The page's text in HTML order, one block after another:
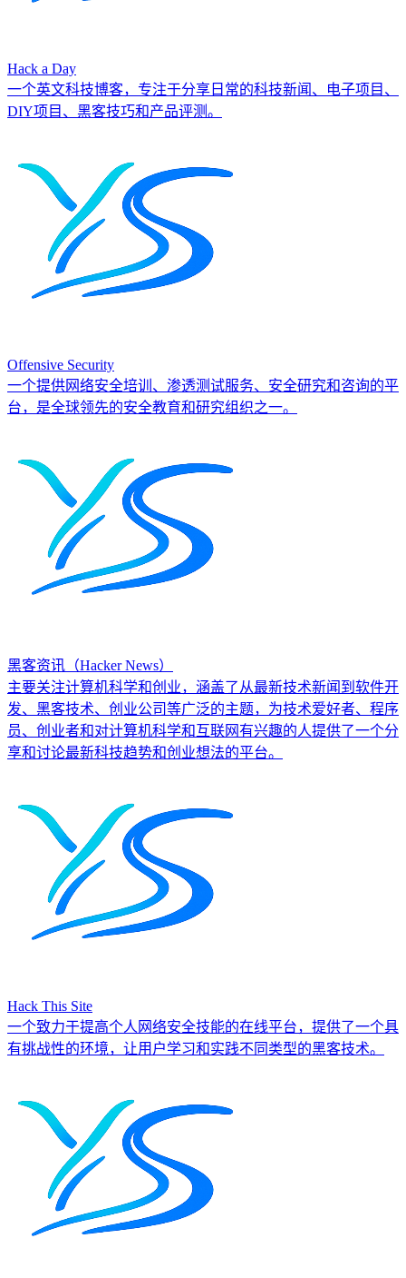
Hack a Day
一个英文科技博客，专注于分享日常的科技新闻、电子项目、
DIY项目、黑客技巧和产品评测。
Offensive Security
一个提供网络安全培训、渗透测试服务、安全研究和咨询的平
台，是全球领先的安全教育和研究组织之一。
黑客资讯（Hacker News）
主要关注计算机科学和创业，涵盖了从最新技术新闻到软件开
发、黑客技术、创业公司等广泛的主题，为技术爱好者、程序
员、创业者和对计算机科学和互联网有兴趣的人提供了一个分
享和讨论最新科技趋势和创业想法的平台。
Hack This Site
一个致力于提高个人网络安全技能的在线平台，提供了一个具
有挑战性的环境，让用户学习和实践不同类型的黑客技术。